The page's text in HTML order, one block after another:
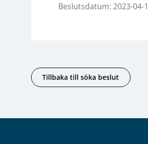
Beslutsdatum: 2023-04-
Tillbaka till söka beslut